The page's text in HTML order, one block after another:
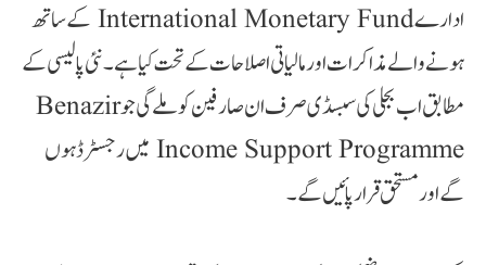
ادارے International Monetary Fund کے ساتھ
ہونے والے مذاکرات اور مالیاتی اصلاحات کے تحت کیا ہے۔ نئی پالیسی کے
مطابق اب بجلی کی سبسڈی صرف ان صارفین کو ملے گی جو Benazir
Income Support Programme میں رجسٹرڈ ہوں
گے اور مستحق قرار پائیں گے۔‬